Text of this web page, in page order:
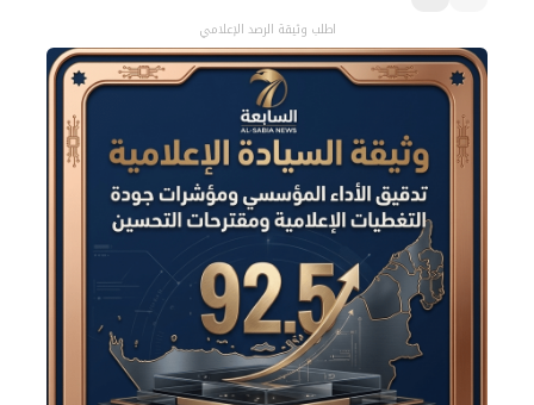
اطلب وثيقة الرصد الإعلامي